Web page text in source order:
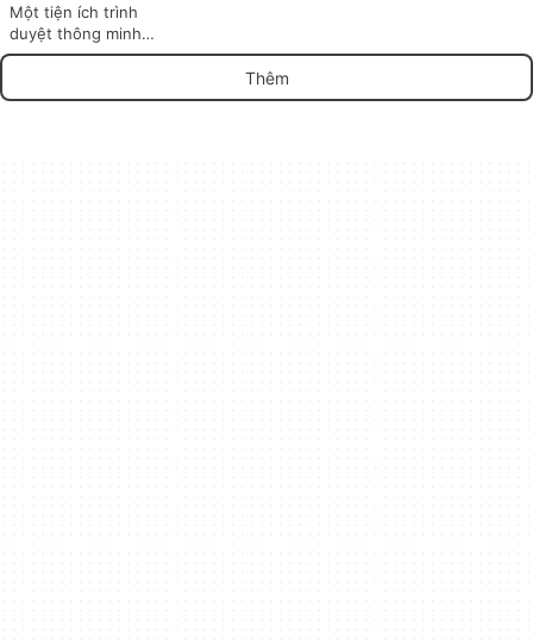
Một tiện ích trình
duyệt thông minh
miễn phí và mã
Thêm